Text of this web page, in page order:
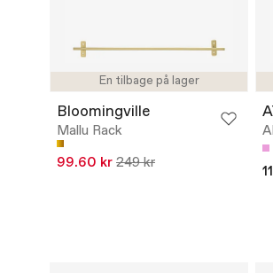
En tilbage på lager
Bloomingville
Mallu Rack
99.60 kr 249 kr